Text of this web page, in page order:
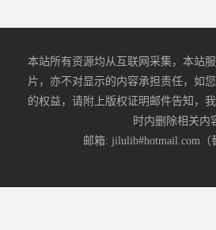
本站所有资源均从互联网采集，本站
片，亦不对显示的内容承担责任，如
的权益，请附上版权证明邮件告知，
时内删除相关内
邮箱: jilulib#hotmail.com（